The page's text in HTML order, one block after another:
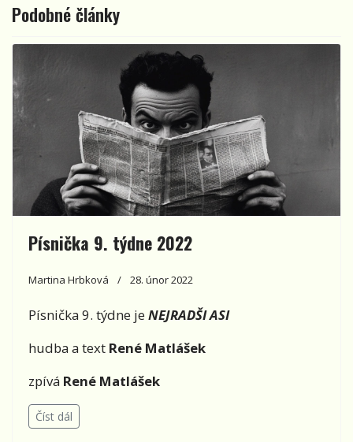
Podobné články
Písnička 9. týdne 2022
Martina Hrbková 28. únor 2022
Písnička 9. týdne je NEJRADŠI ASI
hudba a text René Matlášek
zpívá René Matlášek
Číst dál